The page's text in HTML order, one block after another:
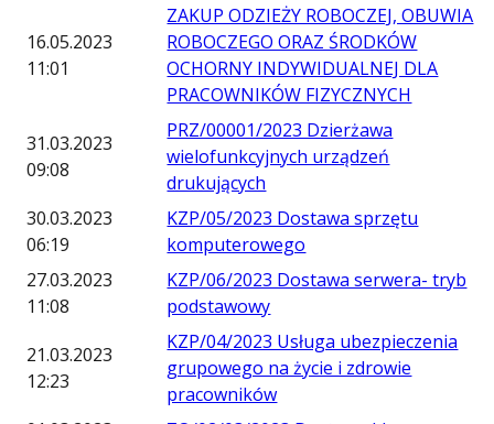
16.05.2023
11:01
ZAKUP ODZIEŻY ROBOCZEJ, OBUWIA
ROBOCZEGO ORAZ ŚRODKÓW
OCHORNY INDYWIDUALNEJ DLA
PRACOWNIKÓW FIZYCZNYCH
31.03.2023
09:08
PRZ/00001/2023 Dzierżawa
wielofunkcyjnych urządzeń
drukujących
30.03.2023
06:19
KZP/05/2023 Dostawa sprzętu
komputerowego
27.03.2023
11:08
KZP/06/2023 Dostawa serwera- tryb
podstawowy
21.03.2023
12:23
KZP/04/2023 Usługa ubezpieczenia
grupowego na życie i zdrowie
pracowników